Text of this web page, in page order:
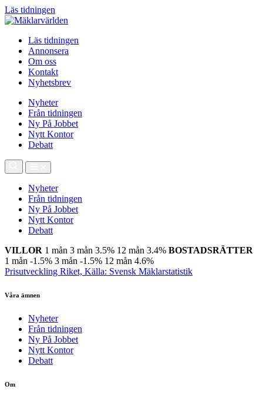
Läs tidningen
Läs tidningen
Annonsera
Om oss
Kontakt
Nyhetsbrev
Nyheter
Från tidningen
Ny På Jobbet
Nytt Kontor
Debatt
Nyheter
Från tidningen
Ny På Jobbet
Nytt Kontor
Debatt
VILLOR 1 mån 3 mån 3.5% 12 mån 3.4% BOSTADSRÄTTER
1 mån -1.5% 3 mån -1.5% 12 mån 4.6%
Prisutveckling Riket, Källa: Svensk Mäklarstatistik
Våra ämnen
Nyheter
Från tidningen
Ny På Jobbet
Nytt Kontor
Debatt
Om